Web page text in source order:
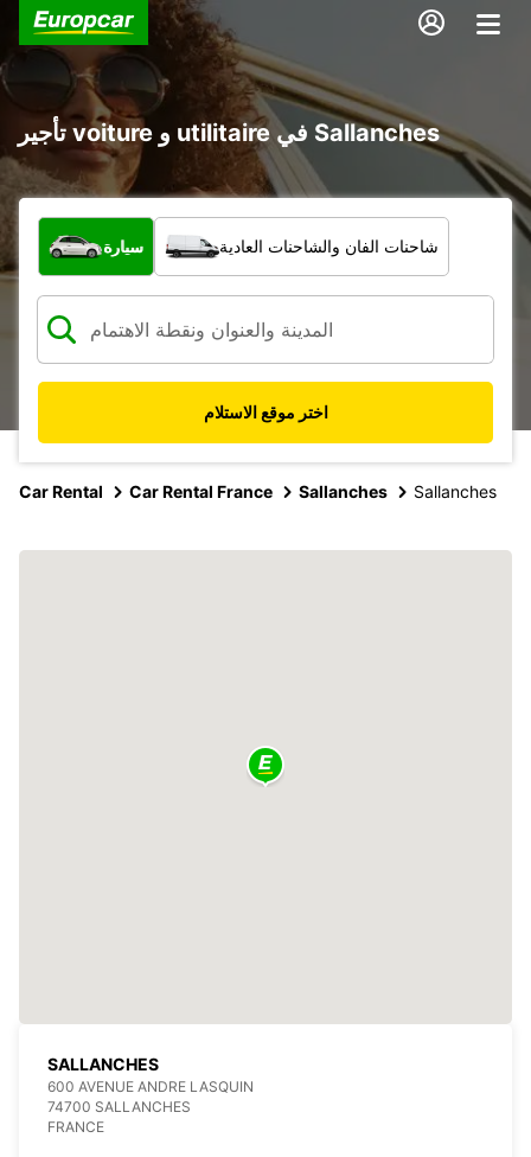
تأجير voiture و utilitaire في Sallanches
ما نوع المركبة؟
سيارة شاحنات الفان والشاحنات العادية
اختر موقع الاستلام
Car Rental Car Rental France Sallanches Sallanches
SALLANCHES
600 AVENUE ANDRE LASQUIN
74700 SALLANCHES
FRANCE